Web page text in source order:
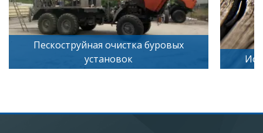
Искусственное старение дерева